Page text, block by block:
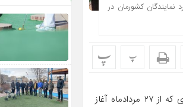
نمایندگان کشورمان در
پ پ
سیزدهمین دوره مسابقات وودبال قهرمانی آسیا به میزبانی اندونزی که از ۲۷ مردادماه آغاز